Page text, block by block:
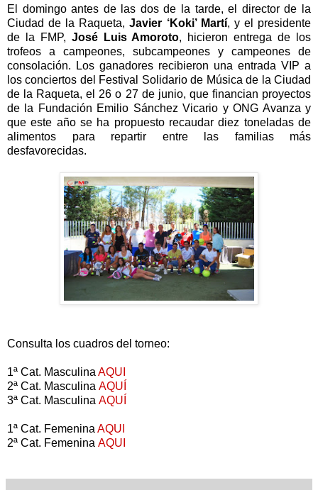
El domingo antes de las dos de la tarde, el director de la
Ciudad de la Raqueta,Javier ‘Koki’ Martí, y el presidente
de la FMP, José Luis Amoroto, hicieron entrega de los
trofeos a campeones, subcampeones y campeones de
consolación. Los ganadores recibieron una entrada VIP a
los conciertos del Festival Solidario de Música de la Ciudad
de la Raqueta, el 26 o 27 de junio, que financian proyectos
de la Fundación Emilio Sánchez Vicario y ONG Avanza y
que este año se ha propuesto recaudar diez toneladas de
alimentos para repartir entre las familias más
desfavorecidas.
Consulta los cuadros del torneo:
1ª Cat. Masculina AQUI
2ª Cat. Masculina AQUÍ
3ª Cat. Masculina AQUÍ
1ª Cat. Femenina AQUI
2ª Cat. Femenina AQUI